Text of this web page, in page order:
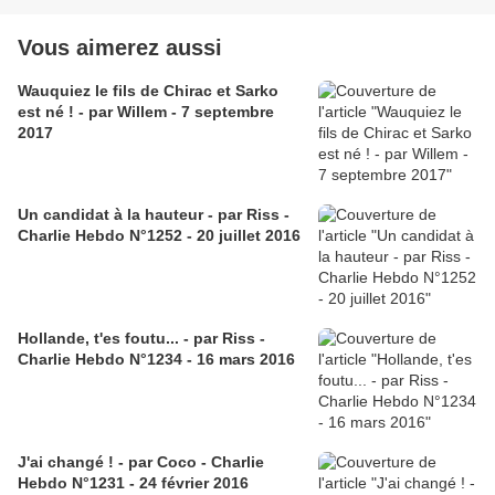
Vous aimerez aussi
Wauquiez le fils de Chirac et Sarko
est né ! - par Willem - 7 septembre
2017
Un candidat à la hauteur - par Riss -
Charlie Hebdo N°1252 - 20 juillet 2016
Hollande, t'es foutu... - par Riss -
Charlie Hebdo N°1234 - 16 mars 2016
J'ai changé ! - par Coco - Charlie
Hebdo N°1231 - 24 février 2016